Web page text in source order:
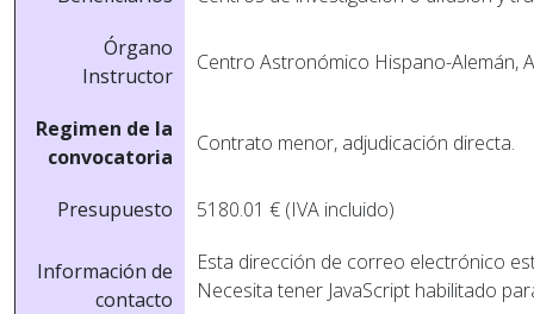
Órgano
Instructor
Centro Astronómico Hispano-Alemán,
Regimen de la
convocatoria
Contrato menor, adjudicación directa.
Presupuesto 5180.01 € (IVA incluido)
Información de
contacto
Esta dirección de correo electrónico
Necesita tener JavaScript habilitado